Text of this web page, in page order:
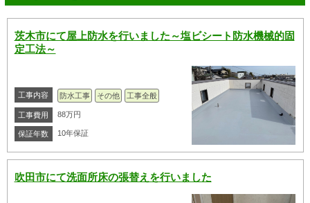
茨木市にて屋上防水を行いました～塩ビシート防水機械的固
定工法～
工事内容 防水工事 その他 工事全般
工事費用 88万円
保証年数 10年保証
吹田市にて洗面所床の張替えを行いました